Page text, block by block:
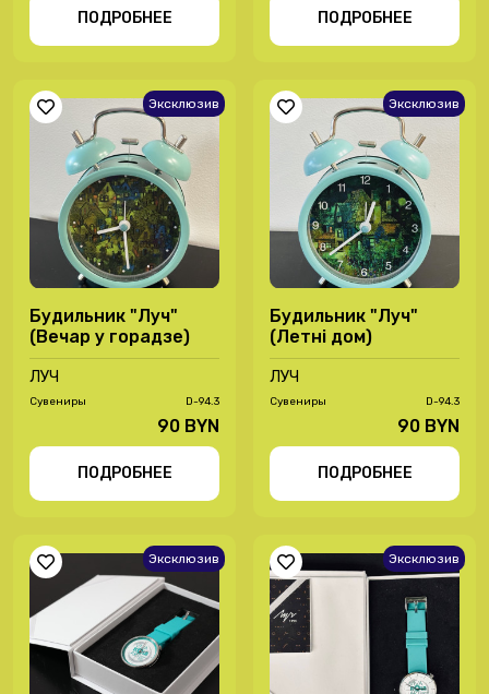
ПОДРОБНЕЕ ПОДРОБНЕЕ
Эксклюзив
Будильник "Луч"
(Вечар у горадзе)
ЛУЧ
Сувениры D-94.3
90 BYN
ПОДРОБНЕЕ
Эксклюзив
Будильник "Луч"
(Летні дом)
ЛУЧ
Сувениры D-94.3
90 BYN
ПОДРОБНЕЕ
Эксклюзив Эксклюзив